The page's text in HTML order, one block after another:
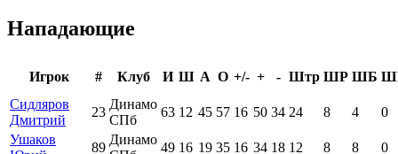
Нападающие
Игрок # Клуб И Ш А О +/- + - Штр ШР ШБ
Сидляров
Дмитрий
23
Динамо
СПб
63 12 45 57 16 50 34 24 8 4
0
Ушаков
89
Динамо
49 16 19 35 16 34 18 12 8 8 0